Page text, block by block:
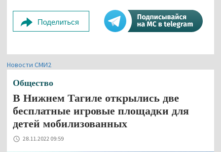
Поделиться
Новости СМИ2
Общество
В Нижнем Тагиле открылись две
бесплатные игровые площадки для
детей мобилизованных
28.11.2022 09:59